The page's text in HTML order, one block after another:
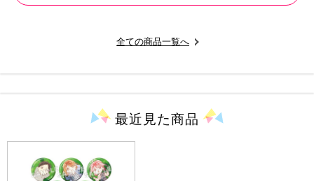
全ての商品一覧へ
最近見た商品